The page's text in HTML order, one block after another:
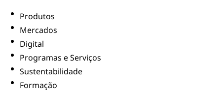
Produtos
Mercados
Digital
Programas e Serviços
Sustentabilidade
Formação